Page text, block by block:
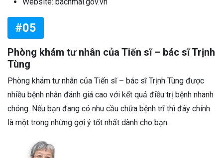
#05
Phòng khám tư nhân của Tiến sĩ – bác sĩ Trịnh
Tùng
Phòng khám tư nhân của Tiến sĩ – bác sĩ Trịnh Tùng được
nhiều bệnh nhân đánh giá cao với kết quả điều trị bệnh nhanh
chóng. Nếu bạn đang có nhu cầu chữa bệnh trĩ thì đây chính
là một trong những gợi ý tốt nhất dành cho bạn.